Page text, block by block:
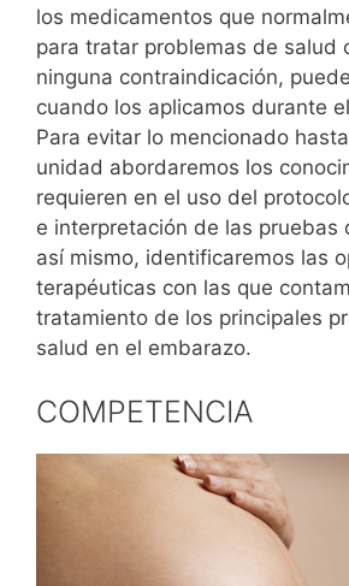
los medicamentos que
para tratar problemas de salud
ninguna contraindicación,
cuando los aplicamos durante
Para evitar lo mencionado
unidad abordaremos los
requieren en el uso del
e interpretación de las pruebas
así mismo, identificaremos las
terapéuticas con las que
tratamiento de los principales
salud en el embarazo.
COMPETENCIA